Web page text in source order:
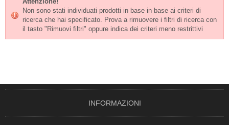
Non sono stati individuati prodotti in base in base ai criteri di
ricerca che hai specificato. Prova a rimuovere i filtri di ricerca con
il tasto "Rimuovi filtri" oppure indica dei criteri meno restrittivi
INFORMAZIONI